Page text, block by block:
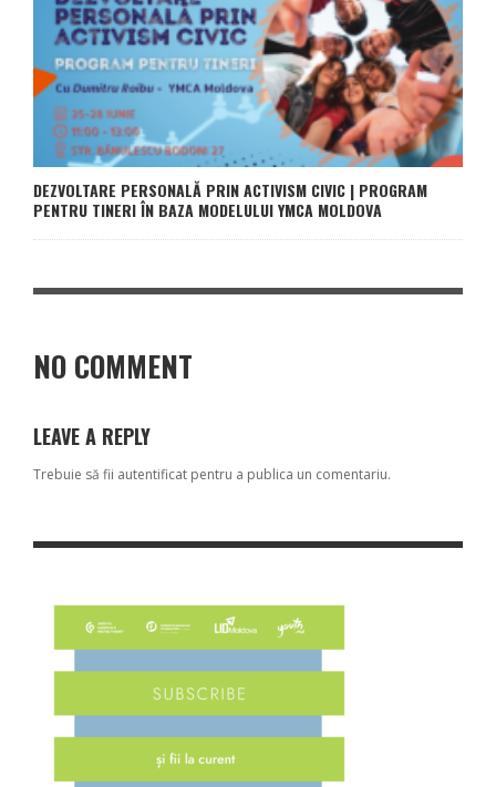
DEZVOLTARE PERSONALĂ PRIN ACTIVISM CIVIC | PROGRAM
PENTRU TINERI ÎN BAZA MODELULUI YMCA MOLDOVA
NO COMMENT
LEAVE A REPLY
Trebuie să fii autentificat pentru a publica un comentariu.